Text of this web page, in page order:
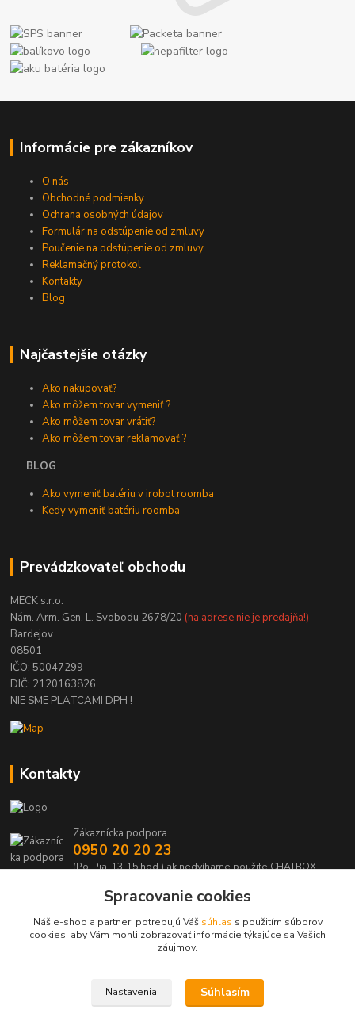
Informácie pre zákazníkov
O nás
Obchodné podmienky
Ochrana osobných údajov
Formulár na odstúpenie od zmluvy
Poučenie na odstúpenie od zmluvy
Reklamačný protokol
Kontakty
Blog
Najčastejšie otázky
Ako nakupovať?
Ako môžem tovar vymeniť ?
Ako môžem tovar vrátiť?
Ako môžem tovar reklamovať ?
BLOG
Ako vymeniť batériu v irobot roomba
Kedy vymeniť batériu roomba
Prevádzkovateľ obchodu
MECK s.r.o.
Nám. Arm. Gen. L. Svobodu 2678/20 (na adrese nie je predajňa!)
Bardejov
08501
IČO: 50047299
DIČ: 2120163826
NIE SME PLATCAMI DPH !
Kontakty
Zákaznícka podpora
0950 20 20 23
(Po-Pia, 13-15 hod.) ak nedvíhame použite CHATBOX
info@kabelmanie.sk
Upravit sběr cookies.
Spracovanie cookies
Náš e-shop a partneri potrebujú Váš súhlas s použitím súborov
cookies, aby Vám mohli zobrazovať informácie týkajúce sa Vašich
záujmov.
Nastavenia Súhlasím